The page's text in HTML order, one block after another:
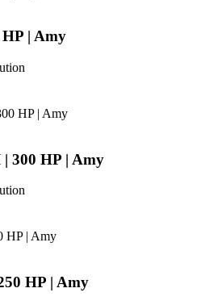
| Amy
300 HP | Amy
HP | Amy